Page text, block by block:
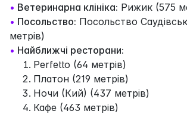
• Ветеринарна клініка: Рижик (575
• Посольство: Посольство
метрів)
• Найближчі ресторани:
Perfetto (64 метрів)
Платон (219 метрів)
Ночи (Кий) (437 метрів)
Кафе (463 метрів)